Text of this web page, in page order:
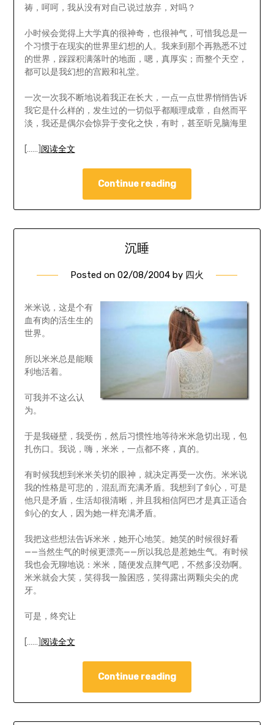
祷，呵呵，我从没有对自己说过放弃，对吗？
小时候会觉得上大学真的很神奇，也很神气，可惜我总是一
个习惯于在现实的世界里幻想的人。我来到那个再熟悉不过
的世界，踩踩积满落叶的地面，嗯，真厚实；而整个天空，
都可以是我幻想的宫殿和礼堂。
一次一次我不断地说着我正在长大，一点一点世界悄悄告诉
我它是什么样的，发生过的一切似乎都顺理成章，自然而平
淡，我还是偶尔会惊异于变化之快，有时，甚至听见脑海里
[……] 阅读全文
Continue reading
沉睡
Posted on 02/08/2004 by 四火
米米说，这是个有
血有肉的活生生的
世界。
所以米米总是能顺
利地活着。
可我并不这么认
为。
于是我碰壁，我受伤，然后习惯性地等待米米急切出现，包
扎伤口。我说，嗨，米米，一点都不疼，真的。
有时候我想到米米关切的眼神，就决定再受一次伤。米米说
我的性格是可悲的，混乱而充满矛盾。我想到了剑心，可是
他只是矛盾，生活却很清晰，并且我相信阿巴才是真正适合
剑心的女人，因为她一样充满矛盾。
我把这些想法告诉米米，她开心地笑。她笑的时候很好看
——当然生气的时候更漂亮——所以我总是惹她生气。有时候
我也会无聊地说：米米，随便发点脾气吧，不然多没劲啊。
米米就会大笑，笑得我一脸困惑，笑得露出两颗尖尖的虎
牙。
可是，终究让
[……] 阅读全文
Continue reading